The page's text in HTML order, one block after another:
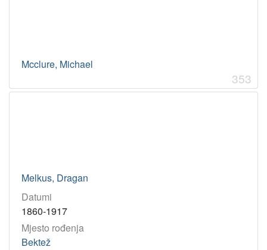
Mcclure, Michael
353
Melkus, Dragan
Datumi
1860-1917
Mjesto rođenja
Bektež